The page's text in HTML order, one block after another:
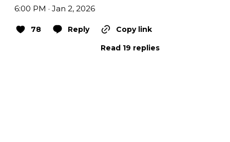
6:00 PM · Jan 2, 2026
78 Reply
Copy link
Read 19 replies